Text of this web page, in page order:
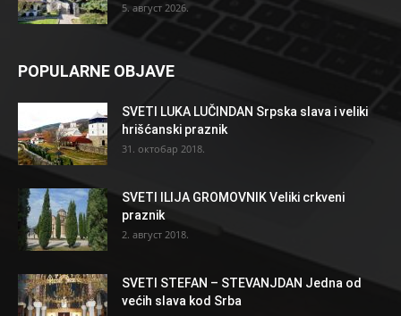
5. август 2026.
POPULARNE OBJAVE
SVETI LUKA LUČINDAN Srpska slava i veliki
hrišćanski praznik
31. октобар 2018.
SVETI ILIJA GROMOVNIK Veliki crkveni
praznik
2. август 2018.
SVETI STEFAN – STEVANJDAN Jedna od
većih slava kod Srba